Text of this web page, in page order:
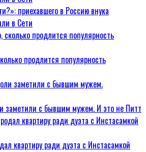
приехавшего в Россию внука
в Сети
продлится популярность
с бывшим мужем. И это не Питт
квартиру ради дуэта с Инстасамкой